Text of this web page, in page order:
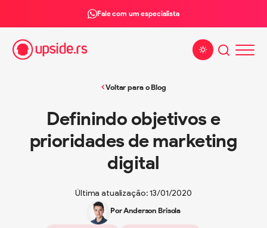
Fale com um especialista
Alterar tema
Voltar para o Blog
Definindo objetivos e
prioridades de marketing
digital
Última atualização: 13/01/2020
Por Anderson Brisola